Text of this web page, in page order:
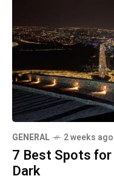
GENERAL 2 weeks ago
7 Best Spots
Dark